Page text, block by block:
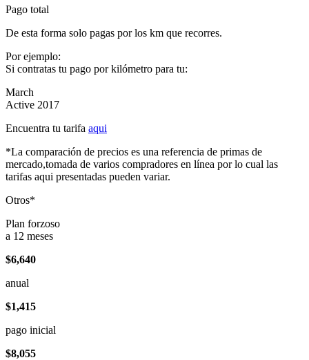
Pago total
De esta forma solo pagas por los km que recorres.
Por ejemplo:
Si contratas tu pago por kilómetro para tu:
March
Active 2017
Encuentra tu tarifa aqui
*La comparación de precios es una referencia de primas de
mercado,tomada de varios compradores en línea por lo cual las
tarifas aqui presentadas pueden variar.
Otros*
Plan forzoso
a 12 meses
$6,640
anual
$1,415
pago inicial
$8,055